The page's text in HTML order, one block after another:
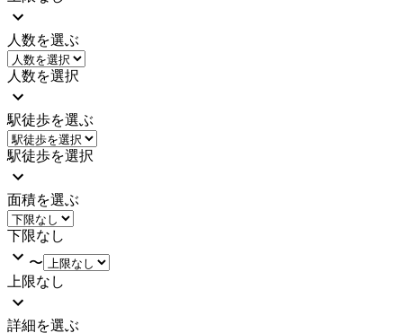
人数を選ぶ
人数を選択
駅徒歩を選ぶ
駅徒歩を選択
面積を選ぶ
下限なし
〜
上限なし
詳細を選ぶ